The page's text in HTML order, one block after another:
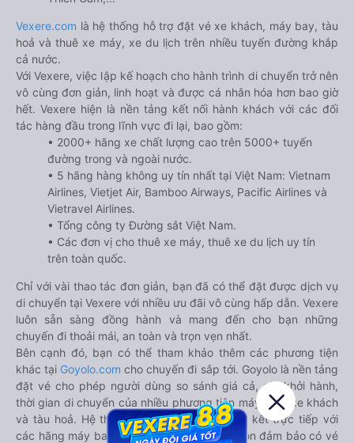
Vexere.com là hệ thống hỗ trợ đặt vé xe khách, máy bay, tàu
hoả và thuê xe máy, xe du lịch trên nhiều tuyến đường khắp
cả nước.
Với Vexere, việc lập kế hoạch cho hành trình di chuyển trở nên
vô cùng đơn giản, linh hoạt và được cá nhân hóa hơn bao giờ
hết. Vexere hiện là nền tảng kết nối hành khách với các đối
tác hàng đầu trong lĩnh vực đi lại, bao gồm:
• 2000+ hãng xe chất lượng cao trên 5000+ tuyến
đường trong và ngoài nước.
• 5 hãng hàng không uy tín nhất tại Việt Nam: Vietnam
Airlines, Vietjet Air, Bamboo Airways, Pacific Airlines và
Vietravel Airlines.
• Tổng công ty Đường sắt Việt Nam.
• Các đơn vị cho thuê xe máy, thuê xe du lịch uy tín
trên toàn quốc.
Chỉ với vài thao tác đơn giản, bạn đã có thể đặt được dịch vụ
di chuyển tại Vexere với nhiều ưu đãi vô cùng hấp dẫn. Vexere
luôn sẵn sàng đồng hành và mang đến cho bạn những
chuyến đi thoải mái, an toàn và trọn vẹn nhất.
Bên cạnh đó, bạn có thể tham khảo thêm các phương tiện
khác tại Goyolo.com cho chuyến đi sắp tới. Goyolo là nền tảng
đặt vé cho phép người dùng so sánh giá cả, giờ khởi hành,
thời gian di chuyển của nhiều phương tiện máy bay, xe khách
và tàu hoả. Hệ thống của Goyolo được liên kết trực tiếp với
các hãng máy bay, xe khách và tàu hoả, luôn đảm bảo có vé